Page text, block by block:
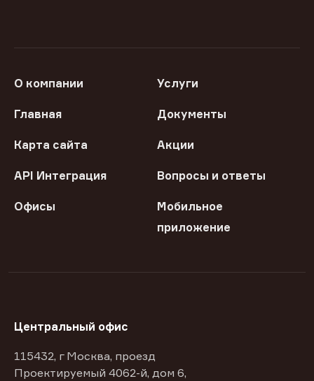
О компании Услуги
Главная Документы
Карта сайта Акции
API Интеграция Вопросы и ответы
Офисы
Мобильное
приложение
Центральный офис
115432, г Москва, проезд
Проектируемый 4062-й, дом 6,